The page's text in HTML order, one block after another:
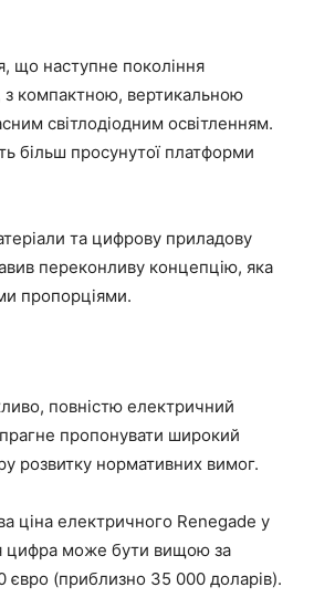
що наступне покоління
з компактною, вертикальною
світлодіодним освітленням.
більш просунутої платформи
та цифрову приладову
переконливу концепцію, яка
пропорціями.
повністю електричний
пропонувати широкий
розвитку нормативних вимог.
ціна електричного Renegade у
цифра може бути вищою за
євро (приблизно 35 000 доларів).